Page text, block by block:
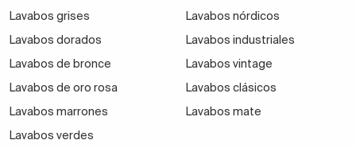
Lavabos grises
Lavabos dorados
Lavabos de bronce
Lavabos de oro rosa
Lavabos marrones
Lavabos verdes
Lavabos nórdicos
Lavabos industriales
Lavabos vintage
Lavabos clásicos
Lavabos mate